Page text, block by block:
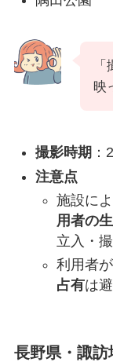
映
撮影時期
注意点
施設に
用者の
立入・
利用者
占有は
長野県・諏訪